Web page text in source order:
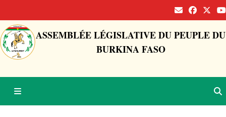
ASSEMBLÉE LÉGISLATIVE DU PEUPLE DU
BURKINA FASO